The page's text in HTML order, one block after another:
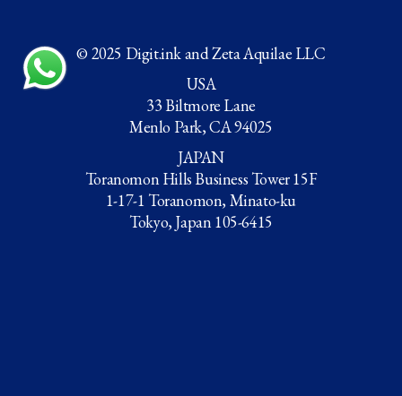
© 2025 Digit.ink and Zeta Aquilae LLC
USA
33 Biltmore Lane
Menlo Park, CA 94025
JAPAN
Toranomon Hills Business Tower 15F
1-17-1 Toranomon, Minato-ku
Tokyo, Japan 105-6415